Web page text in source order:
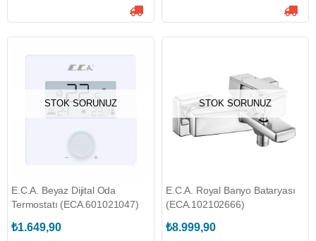
STOK SORUNUZ
E.C.A. Beyaz Dijital Oda
Termostatı (ECA.601021047)
₺1.649,90
STOK SORUNUZ
E.C.A. Royal Banyo Bataryası
(ECA.102102666)
₺8.999,90